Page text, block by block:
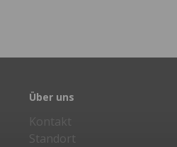
Über uns
Kontakt
Standort